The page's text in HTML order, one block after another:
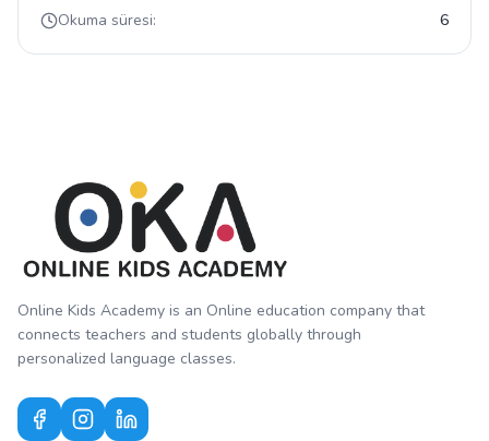
Okuma süresi:
6
Online Kids Academy is an Online education company that
connects teachers and students globally through
personalized language classes.